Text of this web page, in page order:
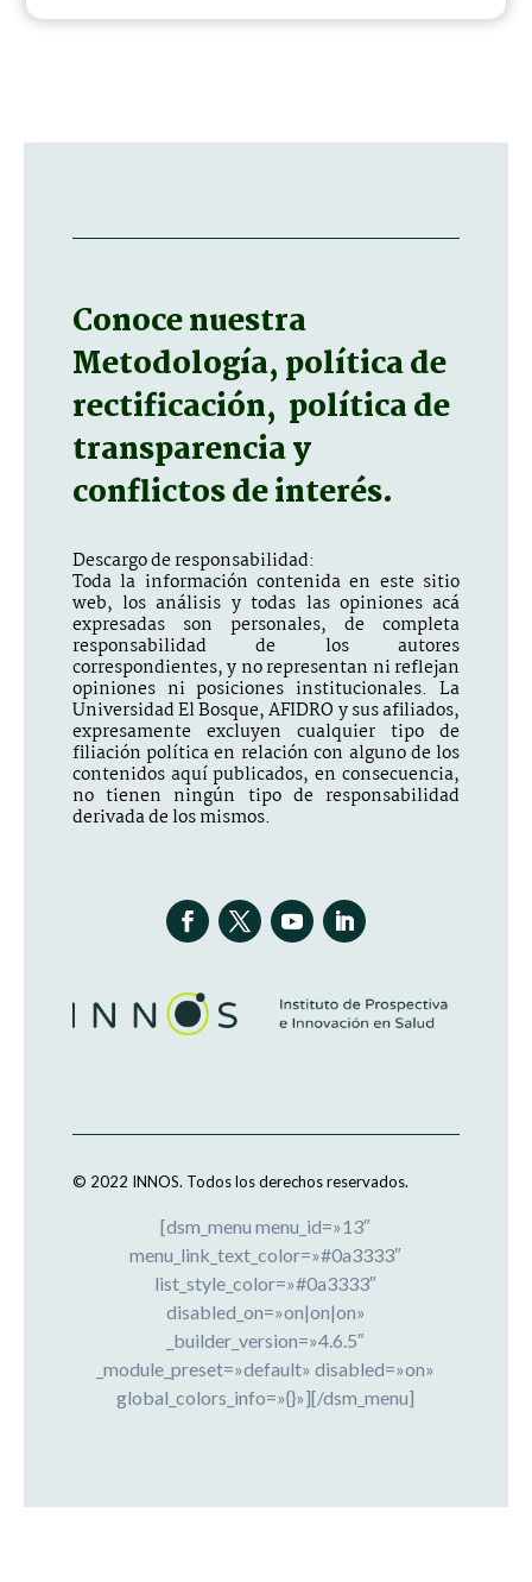
Conoce nuestra
Metodología, política de
rectificación, política de
transparencia y
conflictos de interés.
Descargo de responsabilidad:
Toda la información contenida en este sitio
web, los análisis y todas las opiniones acá
expresadas son personales, de completa
responsabilidad de los autores
correspondientes, y no representan ni reflejan
opiniones ni posiciones institucionales. La
Universidad El Bosque, AFIDRO y sus afiliados,
expresamente excluyen cualquier tipo de
filiación política en relación con alguno de los
contenidos aquí publicados, en consecuencia,
no tienen ningún tipo de responsabilidad
derivada de los mismos.
© 2022 INNOS. Todos los derechos reservados.
[dsm_menu menu_id=»13″
menu_link_text_color=»#0a3333″
list_style_color=»#0a3333″
disabled_on=»on|on|on»
_builder_version=»4.6.5″
_module_preset=»default» disabled=»on»
global_colors_info=»{}»][/dsm_menu]